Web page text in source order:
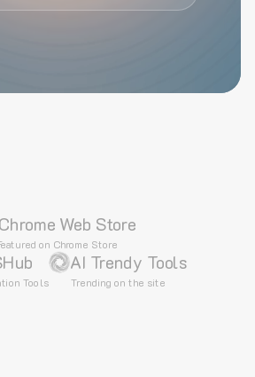
Chrome Web Store
on Chrome Store
Tools
AI Trendy Tools
Trending on the site